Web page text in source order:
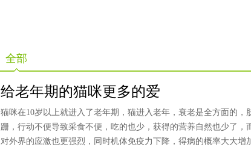
全部
给老年期的猫咪更多的爱
猫咪在10岁以上就进入了老年期，猫进入老年，衰老是全方面的
跚，行动不便导致采食不便，吃的也少，获得的营养自然也少了，
对外界的应激也更强烈，同时机体免疫力下降，得病的概率大大增